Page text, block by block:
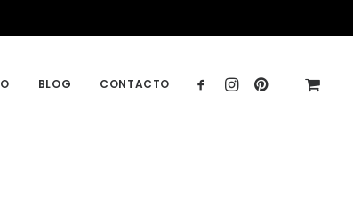
BLOG CONTACTO